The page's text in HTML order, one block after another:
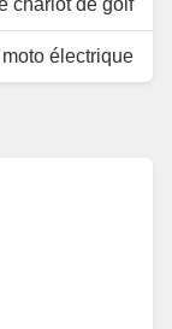
chariot de golf
électrique